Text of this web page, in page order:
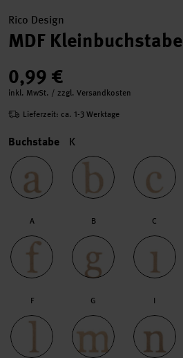
Rico Design
MDF Kleinbuchstabe
0,99 €
inkl. MwSt. / zzgl. Versandkosten
Lieferzeit: ca. 1-3 Werktage
Buchstabe K
A B C
F G I